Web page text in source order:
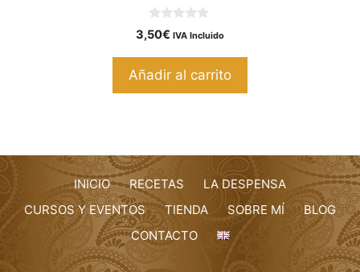
0
d
3,50€ IVA Incluido
Añadir al carrito
INICIO RECETAS
LA DESPENSA
CURSOS Y EVENTOS
TIENDA SOBRE MÍ
BLOG
CONTACTO